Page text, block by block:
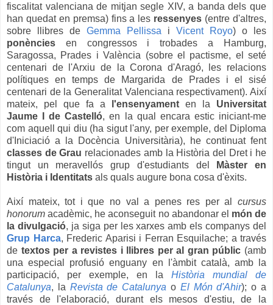
fiscalitat valenciana de mitjan segle XIV, a banda dels que
han quedat en premsa) fins a les ressenyes (entre d'altres,
sobre llibres de Gemma Pellissa i Vicent Royo) o les
ponències en congressos i trobades a Hamburg,
Saragossa, Prades i València (sobre el pactisme, el seté
centenari de l'Arxiu de la Corona d'Aragó, les relacions
polítiques en temps de Margarida de Prades i el sisé
centenari de la Generalitat Valenciana respectivament). Així
mateix, pel que fa a
l'ensenyament en la Universitat
Jaume I de Castelló, en la qual encara estic iniciant-me
com aquell qui diu (ha sigut l'any, per exemple, del Diploma
d'Iniciació a la Docència Universitària), he continuat fent
classes de Grau relacionades amb la Història del Dret i he
tingut un meravellós grup d'estudiants del
Màster en
Història i Identitats als quals augure bona cosa d'èxits.
Així mateix, tot i que no val a penes res per al
cursus
honorumacadèmic, he aconseguit no abandonar el món de
la divulgació, ja siga per les xarxes amb els companys del
Grup Harca, Frederic Aparisi i Ferran Esquilache; a través
de textos per a revistes i llibres per al gran públic (amb
una especial profusió enguany en l'àmbit català, amb la
participació, per exemple, en la Història mundial de
Catalunya, la Revista de Catalunyao El Món d'Ahir); o a
través de l'elaboració, durant els mesos d'estiu, de la